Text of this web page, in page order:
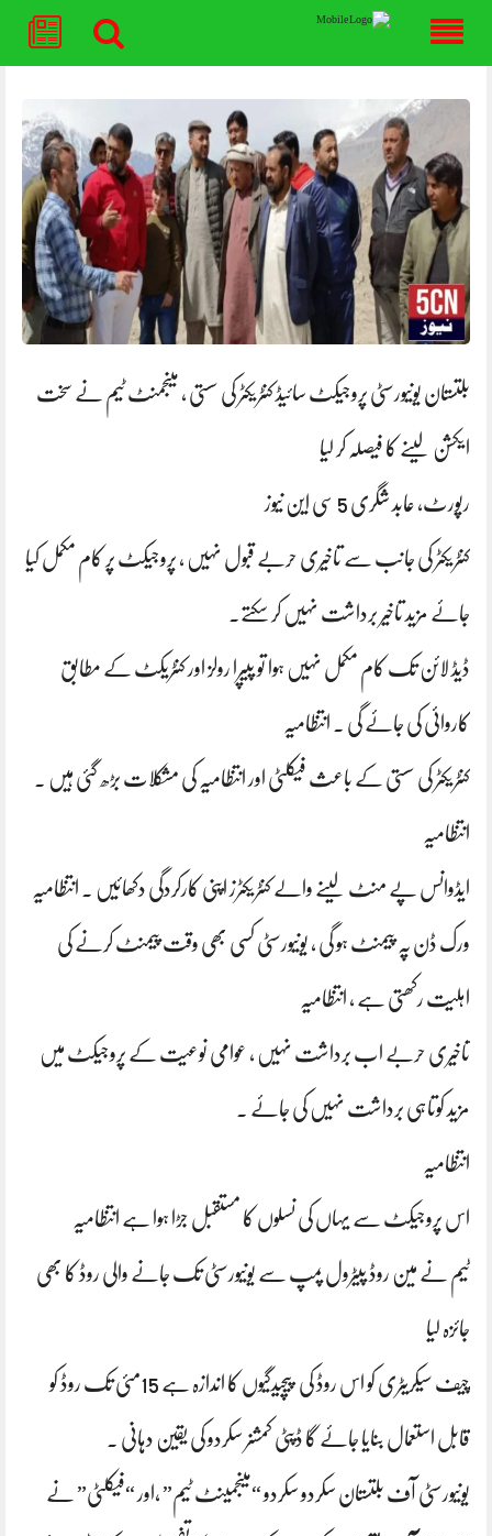
content
بلتستان یونیورسٹی پروجیکٹ سائیڈ کنٹریکٹر کی سستی ، مینجمنٹ ٹیم نے سخت
ایکشن لینے کا فیصلہ کر لیا
رپورٹ، عابد شگری 5 سی این نیوز
کنٹریکٹر کی جانب سے تاخیری حربے قبول نہیں ، پروجیکٹ پر کام مکمل کیا
جائے مزید تاخیر برداشت نہیں کر سکتے۔
ڈیڈ لائن تک کام مکمل نہیں ہوا تو پیپرا رولز اور کنٹریکٹ کے مطابق
کاروائی کی جائے گی ۔ انتظامیہ
کنٹریکٹر کی سستی کے باعث فیکلٹی اور انتظامیہ کی مشکلات بڑھ گئی ہیں ۔
انتظامیہ
ایڈوانس پے منٹ لینے والے کنٹریکٹرز اپنی کارکردگی دکھائیں ۔ انتظامیہ
ورک ڈن پہ پیمنٹ ہو گی ، یونیورسٹی کسی بھی وقت پیمنٹ کرنے کی
اہلیت رکھتی ہے ، انتظامیہ
تاخیری حربے اب برداشت نہیں ، عوامی نوعیت کے پروجیکٹ میں
مزید کوتاہی برداشت نہیں کی جائے ۔
انتظامیہ
اس پروجیکٹ سے یہاں کی نسلوں کا مستقبل جڑا ہوا ہے انتظامیہ
ٹیم نے مین روڈ پیٹرول پمپ سے یونیورسٹی تک جانے والی روڈ کا بھی
جائزہ لیا
چیف سیکریٹری کو اس روڈ کی پیچیدگیوں کا اندازہ ہے 15مئی تک روڈ کو
قابل استعمال بنایا جائے گا ڈپٹی کمشنر سکردو کی یقین دہانی ۔
یونیورسٹی آف بلتستان سکردو سکردو “مینجمینٹ ٹیم” ،اور “فیکلٹی” نے